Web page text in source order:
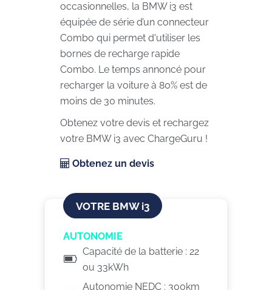
occasionnelles, la BMW i3 est
équipée de série d’un connecteur
Combo qui permet d'utiliser les
bornes de recharge rapide
Combo. Le temps annoncé pour
recharger la voiture à 80% est de
moins de 30 minutes.
Obtenez votre devis et rechargez
votre BMW i3 avec ChargeGuru !
Obtenez un devis
VOTRE BMW i3
AUTONOMIE
Capacité de la batterie : 22
ou 33kWh
Autonomie NEDC : 300km